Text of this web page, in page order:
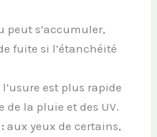
peut s’accumuler,
fuite si l’étanchéité
l’usure est plus rapide
de la pluie et des UV.
aux yeux de certains,